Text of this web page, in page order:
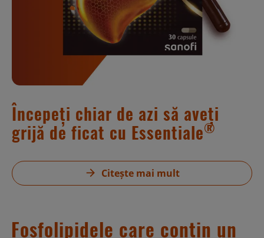
Începeți chiar de azi să aveți
grijă de ficat cu Essentiale®
Citește mai mult
Fosfolipidele care conțin un